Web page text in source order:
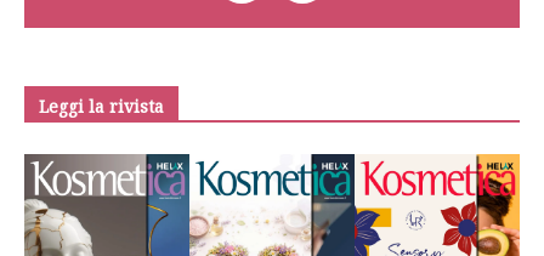
Leggi la rivista